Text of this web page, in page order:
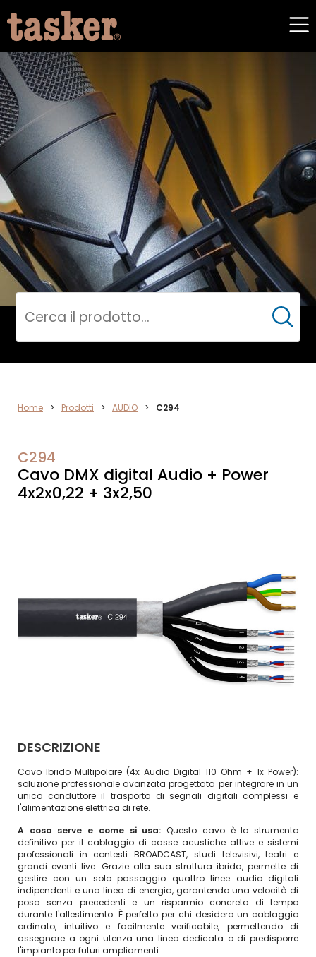
AUDIO
Cerca
Home > Prodotti > AUDIO > C294
C294
Cavo DMX digital Audio + Power
4x2x0,22 + 3x2,50
DESCRIZIONE
Cavo Ibrido Multipolare (4x Audio Digital 110 Ohm + 1x Power):
soluzione professionale avanzata progettata per integrare in un
unico conduttore il trasporto di segnali digitali complessi e
l'alimentazione elettrica di rete.
A cosa serve e come si usa:Questo cavo è lo strumento
definitivo per il cablaggio di casse acustiche attive e sistemi
professionali in contesti BROADCAST, studi televisivi, teatri e
grandi eventi live. Grazie alla sua struttura ibrida, permette di
gestire con un solo passaggio quattro linee audio digitali
indipendenti e una linea di energia, garantendo una velocità di
posa senza precedenti e un risparmio concreto di tempo
durante l'allestimento. È perfetto per chi desidera un cablaggio
ordinato, intuitivo e facilmente verificabile, permettendo di
assegnare a ogni utenza una linea dedicata o di predisporre
l'impianto per futuri ampliamenti.